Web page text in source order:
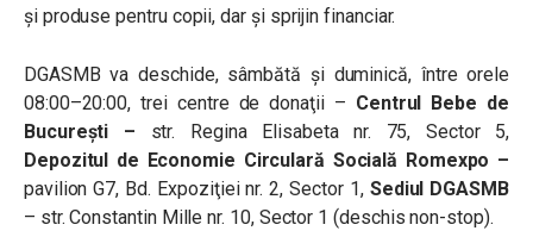
şi produse pentru copii, dar și sprijin financiar.
DGASMB va deschide, sâmbătă şi duminică, între orele
08:00–20:00, trei centre de donaţii – Centrul Bebe de
Bucureşti – str. Regina Elisabeta nr. 75, Sector 5,
Depozitul de Economie Circulară Socială Romexpo –
pavilion G7, Bd. Expoziţiei nr. 2, Sector 1, Sediul DGASMB
– str. Constantin Mille nr. 10, Sector 1 (deschis non-stop).